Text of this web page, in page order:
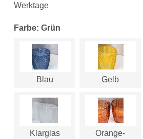
Werktage
Farbe: Grün
Blau Gelb
Klarglas
Orange-